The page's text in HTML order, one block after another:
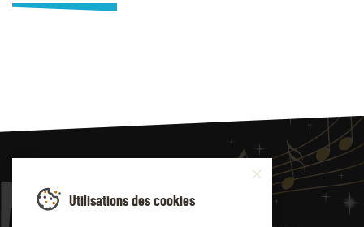
JAZZ4
Utilisations des cookies